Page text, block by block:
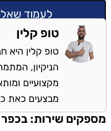
לעמוד
טופ קלין
טופ קלין היא
הניקיון,
מקצועיים
מבצעים כאת כל
מספקים שירות: בכפר